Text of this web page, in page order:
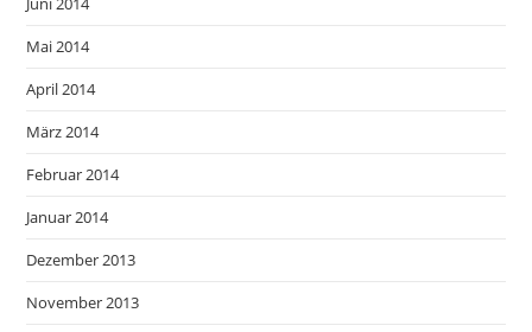
Mai 2014
April 2014
März 2014
Februar 2014
Januar 2014
Dezember 2013
November 2013